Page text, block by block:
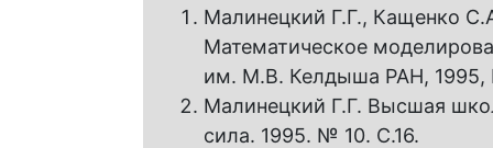
Малинецкий Г.Г., Кащенко
Математическое
им. М.В. Келдыша РАН, 1995,
Малинецкий Г.Г. Высшая
сила. 1995. № 10. С.16.